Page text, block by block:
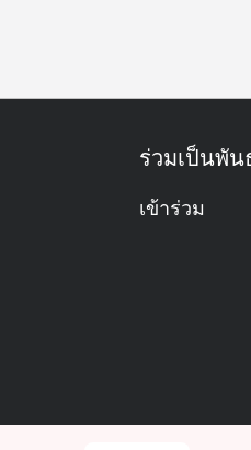
ร่วมเป็นพัน
เข้าร่วม